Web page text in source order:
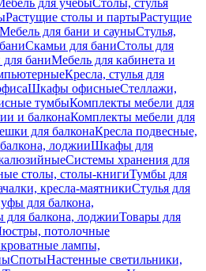
для учебыСтолы, стулья
Растущие столы и партыРастущие
Мебель для бани и сауныСтулья,
Скамьи для баниСтолы для
баниМебель для кабинета и
Кресла, стулья для
Шкафы офисныеСтеллажи,
тумбыКомплекты мебели для
и балконаКомплекты мебели для
для балконаКресла подвесные,
лоджииШкафы для
Системы хранения для
столы, столы-книгиТумбы для
кресла-маятникиСтулья для
для балкона,
для балкона, лоджииТовары для
потолочные
лампы,
СпотыНастенные светильники,